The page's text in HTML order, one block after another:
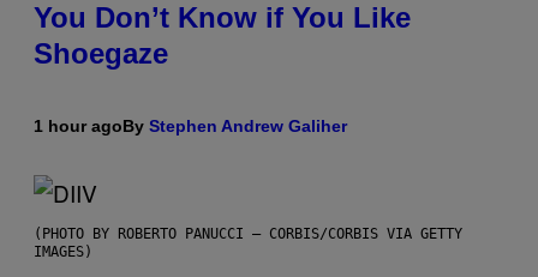
You Don’t Know if You Like
Shoegaze
1 hour agoBy Stephen Andrew Galiher
(PHOTO BY ROBERTO PANUCCI – CORBIS/CORBIS VIA GETTY
IMAGES)